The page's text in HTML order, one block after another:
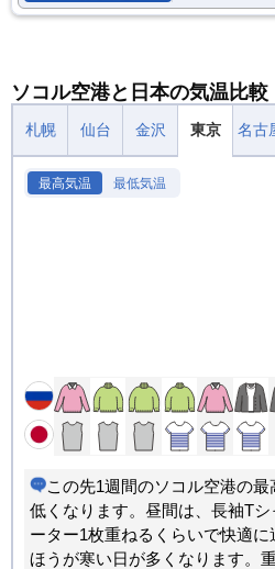
ソコル空港と日本の気温比較
札幌 仙台 金沢 東京 名古
最高気温 最低気温
この先1週間のソコル空港の
低くなります。昼間は、長袖T
ーター1枚重ねるくらいで快適
ほうが寒い日が多くなります。